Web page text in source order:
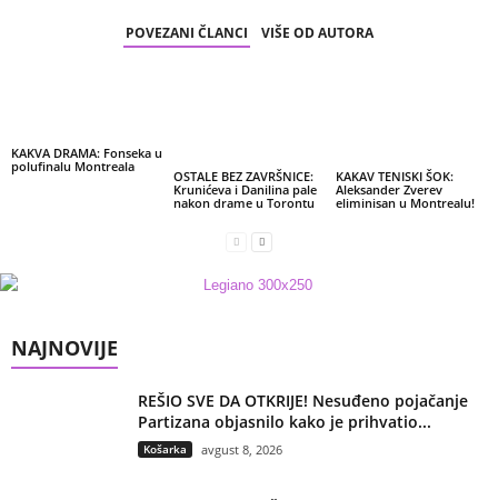
POVEZANI ČLANCI VIŠE OD AUTORA
KAKVA DRAMA: Fonseka u
polufinalu Montreala
OSTALE BEZ ZAVRŠNICE:
Krunićeva i Danilina pale
nakon drame u Torontu
KAKAV TENISKI ŠOK:
Aleksander Zverev
eliminisan u Montrealu!
NAJNOVIJE
REŠIO SVE DA OTKRIJE! Nesuđeno pojačanje
Partizana objasnilo kako je prihvatio...
Košarka avgust 8, 2026